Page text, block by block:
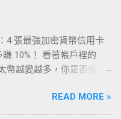
4 張最強加密貨幣信用卡
10%！ 看著帳戶裡的
幣越變越多，你是否還在
戶要把加密貨幣變現，通
（個人對個人）換匯。這
READ MORE »